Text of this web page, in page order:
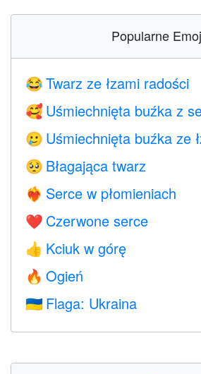
Popularne
😂 Twarz ze łzami radości
🥰 Uśmiechnięta buźka z
🥲 Uśmiechnięta buźka ze
🥺 Błagająca twarz
❤️‍🔥 Serce w płomieniach
❤️ Czerwone serce
👍 Kciuk w górę
🔥 Ogień
🇺🇦 Flaga: Ukraina